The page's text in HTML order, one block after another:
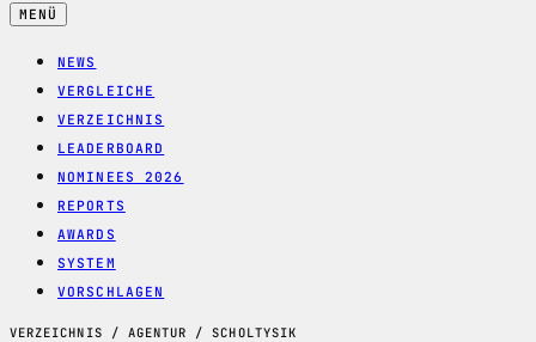
MENÜ
NEWS
VERGLEICHE
VERZEICHNIS
LEADERBOARD
NOMINEES 2026
REPORTS
AWARDS
SYSTEM
VORSCHLAGEN
VERZEICHNIS / AGENTUR / SCHOLTYSIK